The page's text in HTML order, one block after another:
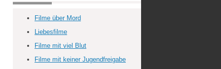
Filme über Mord
Liebesfilme
Filme mit viel Blut
Filme mit keiner Jugendfreigabe